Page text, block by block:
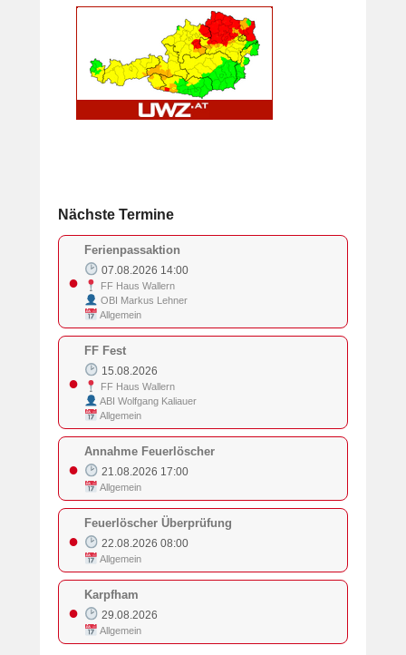
Nächste Termine
●
Ferienpassaktion
07.08.2026 14:00
FF Haus Wallern
OBI Markus Lehner
Allgemein
●
FF Fest
15.08.2026
FF Haus Wallern
ABI Wolfgang Kaliauer
Allgemein
●
Annahme Feuerlöscher
21.08.2026 17:00
Allgemein
●
Feuerlöscher Überprüfung
22.08.2026 08:00
Allgemein
●
Karpfham
29.08.2026
Allgemein